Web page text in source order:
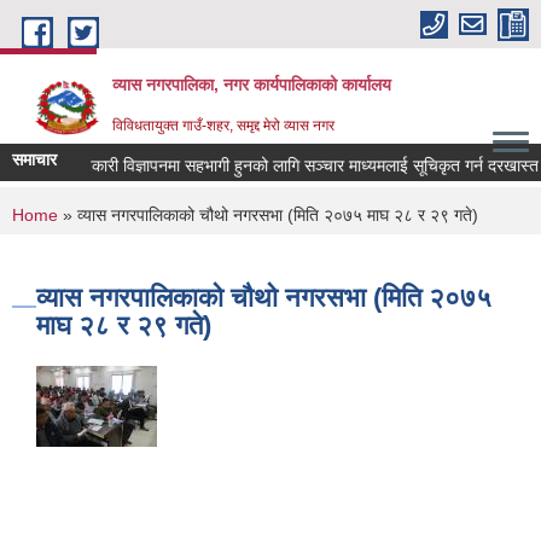
Skip to main content
व्यास नगरपालिका, नगर कार्यपालिकाको कार्यालय
विविधतायुक्त गाउँ-शहर, समृद्द मेरो व्यास नगर
समाचार
कल्याणकारी विज्ञापनमा सहभागी हुनको लागि सञ्चार माध्यमलाई सूचिकृत गर्न दरखास्त
You are here
Home » व्यास नगरपालिकाको चौथो नगरसभा (मिति २०७५ माघ २८ र २९ गते)
व्यास नगरपालिकाको चौथो नगरसभा (मिति २०७५
माघ २८ र २९ गते)